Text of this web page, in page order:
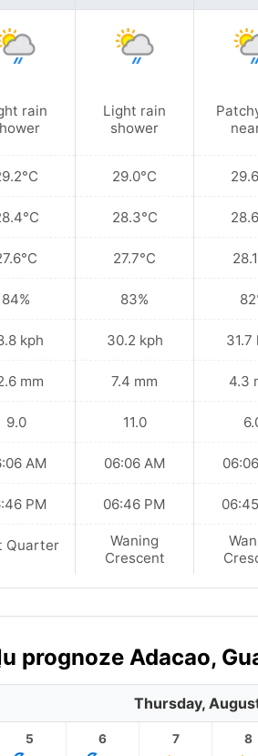
rain
84%
kph
mm
9.0
AM
PM
Quarter
Light rain
shower
29.0°C
28.3°C
27.7°C
83%
30.2 kph
7.4 mm
11.0
06:06 AM
06:46 PM
Waning
Crescent
31.7
4.3
prognoze Adacao,
Thursday,
5 6 7 8